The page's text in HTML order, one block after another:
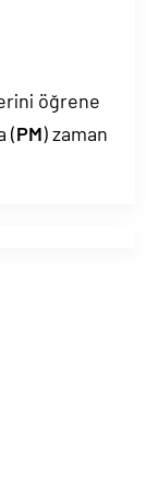
öğrene
(PM) zaman